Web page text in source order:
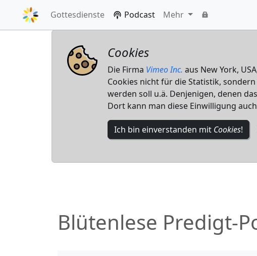
Gottesdienste Podcast Mehr
Cookies
Die Firma Vimeo Inc. aus New York,
Cookies nicht für die Statistik,
werden soll u.ä. Denjenigen, denen
Dort kann man diese Einwilligung
Ich bin einverstanden mit Cookies!
Blütenlese Predigt-